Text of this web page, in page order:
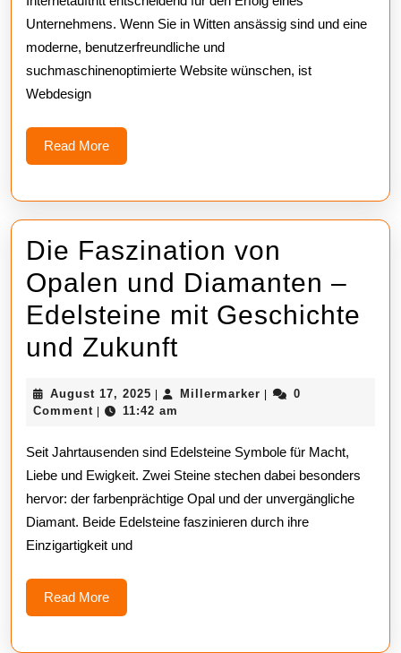
für
Ihren
Unternehmens. Wenn Sie in Witten ansässig sind und eine
moderne, benutzerfreundliche und
suchmaschinenoptimierte Website wünschen, ist
Webdesign
Read MoreRead
More
Die Faszination von
Opalen und Diamanten –
Edelsteine mit Geschichte
und Zukunft
Opalen
und
Diamanten
August 17, 2025 August
17,
| Millermarker Millermarker
|
0
Comment | 11:42 am
Seit Jahrtausenden sind Edelsteine Symbole für Macht,
Liebe und Ewigkeit. Zwei Steine stechen dabei besonders
hervor: der farbenprächtige Opal und der unvergängliche
Diamant. Beide Edelsteine faszinieren durch ihre
Einzigartigkeit und
Read MoreRead
More